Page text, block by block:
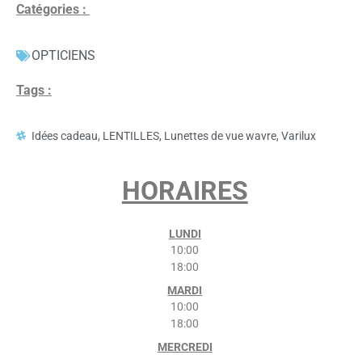
Catégories :
OPTICIENS
Tags :
Idées cadeau, LENTILLES, Lunettes de vue wavre, Varilux
HORAIRES
LUNDI
10:00
18:00
MARDI
10:00
18:00
MERCREDI